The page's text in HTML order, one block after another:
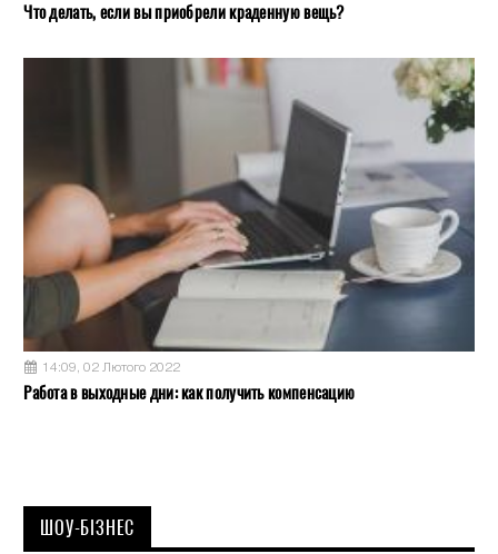
Что делать, если вы приобрели краденную вещь?
14:09, 02 Лютого 2022
Работа в выходные дни: как получить компенсацию
ШОУ-БІЗНЕС